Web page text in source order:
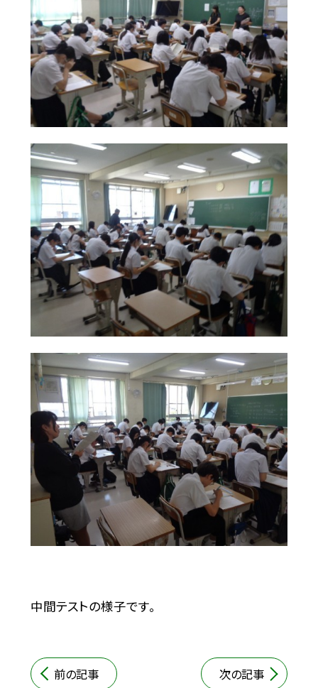
中間テストの様子です。
前の記事 次の記事